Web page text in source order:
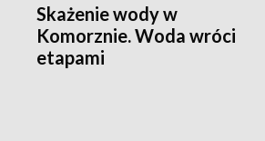
Skażenie wody w
Komorznie. Woda wróci
etapami